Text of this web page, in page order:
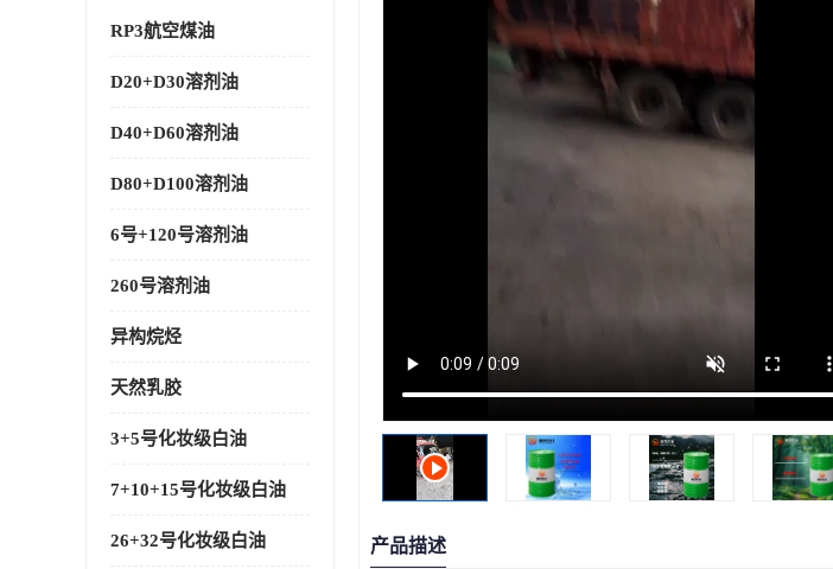
RP3航空煤油
D20+D30溶剂油
D40+D60溶剂油
D80+D100溶剂油
6号+120号溶剂油
260号溶剂油
异构烷烃
天然乳胶
3+5号化妆级白油
7+10+15号化妆级白油
26+32号化妆级白油 产品描述